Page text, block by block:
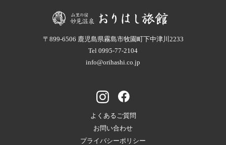
〒899-6506 鹿児島県霧島市牧園町下中津川2233
Tel 0995-77-2104
info@orihashi.co.jp
よくあるご質問
お問い合わせ
プライバシーポリシー